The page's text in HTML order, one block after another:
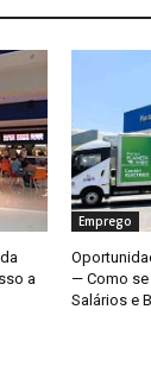
a
Emprego
— Como se
Salários e